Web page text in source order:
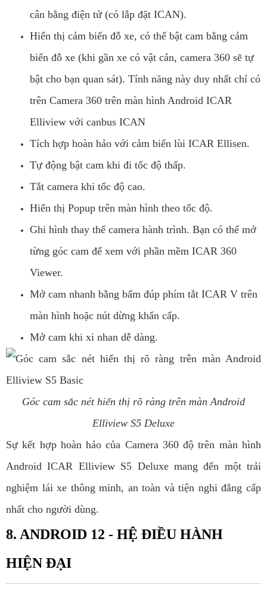
cân bằng điện tử (có lắp đặt ICAN).
Hiển thị cảm biến đỗ xe, có thể bật cam bằng cảm
biến đỗ xe (khi gần xe có vật cản, camera 360 sẽ tự
bật cho bạn quan sát). Tính năng này duy nhất chỉ có
trên Camera 360 trên màn hình Android ICAR
Elliview với canbus ICAN
Tích hợp hoàn hảo với cảm biến lùi ICAR Ellisen.
Tự động bật cam khi đi tốc độ thấp.
Tắt camera khi tốc độ cao.
Hiển thị Popup trên màn hình theo tốc độ.
Ghi hình thay thế camera hành trình. Bạn có thể mở
từng góc cam để xem với phần mềm ICAR 360
Viewer.
Mở cam nhanh bằng bấm đúp phím tắt ICAR V trên
màn hình hoặc nút dừng khẩn cấp.
Mở cam khi xi nhan dễ dàng.
Góc cam sắc nét hiển thị rõ ràng trên màn Android
Elliview S5 Deluxe
Sự kết hợp hoàn hảo của Camera 360 độ trên màn hình
Android ICAR Elliview S5 Deluxe mang đến một trải
nghiệm lái xe thông minh, an toàn và tiện nghi đẳng cấp
nhất cho người dùng.
8. ANDROID 12 - HỆ ĐIỀU HÀNH
HIỆN ĐẠI